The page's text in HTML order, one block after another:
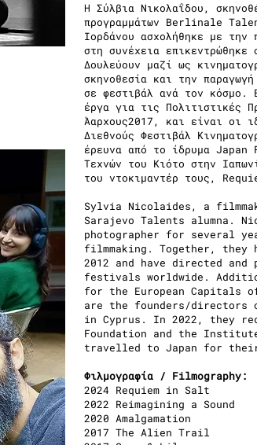
H Σύλβια Νικολαΐδου,
προγραμμάτων Berlinale
Ιορδάνου ασχολήθηκε με την
στη συνέχεια επικεντρώθηκε
Δουλεύουν μαζί ως
σκηνοθεσία και την
σε φεστιβάλ ανά τον κόσμο.
έργα για τις Πολιτιστικές
Άαρχους2017, και είναι οι
Διεθνούς Φεστιβάλ
έρευνα από το ίδρυμα Japan
Τεχνών του Κιότο στην
του ντοκιμαντέρ τους,
Sylvia Nicolaides, a
Sarajevo Talents alumna.
photographer for several
filmmaking. Together, they
2012 and have directed and
festivals worldwide.
for the European Capitals
are the founders/directors
in Cyprus. In 2022, they
Foundation and the
travelled to Japan for their
Φιλμογραφία / Filmography:
2024 Requiem in Salt
2022 Reimagining a Sound
2020 Amalgamation
2017 The Alien Trail